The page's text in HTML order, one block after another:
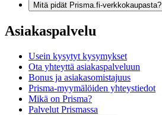
Mitä pidät Prisma.fi-verkkokaupasta?
Asiakaspalvelu
Usein kysytyt kysymykset
Ota yhteyttä asiakaspalveluun
Bonus ja asiakasomistajuus
Prisma-myymälöiden yhteystiedot
Mikä on Prisma?
Palvelut Prismassa